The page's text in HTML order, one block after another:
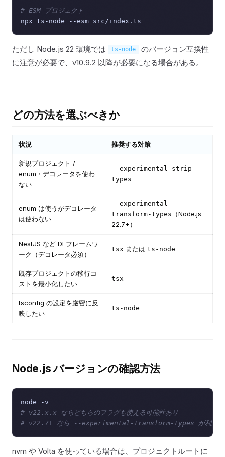
# ESM プロジェクト
ただし Node.js 22 環境では ts-node
のバージョン互換性
に注意が必要で、v10.9.2 以降が必要になる場合がある。
どの方法を選ぶべきか
状況 推奨する対策
新規プロジェクト /
enum・デコレータを使わ
ない
--experimental-strip-
types
enum は使うがデコレータ
は使わない
--experimental-
transform-types （Node.js
22.7+）
NestJS など DI フレームワ
ーク（デコレータ必須）
tsx または ts-node
既存プロジェクトの移行コ
ストを最小化したい
tsx
tsconfig の設定を厳密に反
映したい
ts-node
Node.js バージョンの確認方法
# v22.x.x ならどちらのフラグも使える可能性あり
# v22.7+ なら --experimental-transform-types が利用可
nvm や Volta を使っている場合は、プロジェクトルートに